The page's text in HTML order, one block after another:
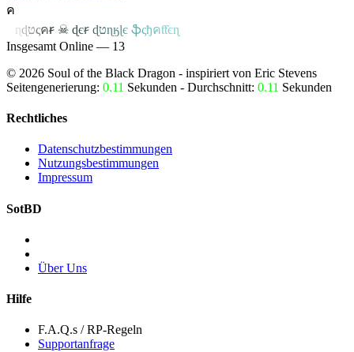
ค
ɳɖטςคꞧ ☠ ɖєꞧ ɖטɳӄɭє ֆςђคƭƭєɳ
Insgesamt Online — 13
© 2026 Soul of the Black Dragon - inspiriert von Eric Stevens
Seitengenerierung: 0.11 Sekunden - Durchschnitt: 0.11 Sekunden
Rechtliches
Datenschutzbestimmungen
Nutzungsbestimmungen
Impressum
SotBD
Über Uns
Hilfe
F.A.Q.s / RP-Regeln
Supportanfrage